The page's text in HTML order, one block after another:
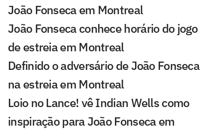
João Fonseca em Montreal
João Fonseca conhece horário do jogo
de estreia em Montreal
Definido o adversário de João Fonseca
na estreia em Montreal
Loio no Lance! vê Indian Wells como
inspiração para João Fonseca em